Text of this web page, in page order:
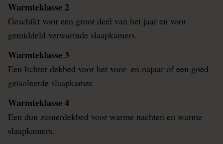
Warmteklasse 2
Geschikt voor een groot deel van het jaar en voor
gemiddeld verwarmde slaapkamers.
Warmteklasse 3
Een lichter dekbed voor het voor- en najaar of een goed
geïsoleerde slaapkamer.
Warmteklasse 4
Een dun zomerdekbed voor warme nachten en warme
slaapkamers.